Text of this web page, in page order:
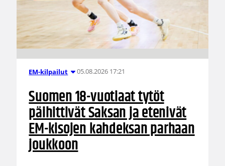
EM-kilpailut 05.08.2026 17:21
Suomen 18-vuotiaat tytöt
päihittivät Saksan ja etenivät
EM-kisojen kahdeksan parhaan
joukkoon